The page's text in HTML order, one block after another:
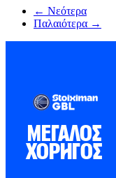
← Νεότερα
Παλαιότερα →